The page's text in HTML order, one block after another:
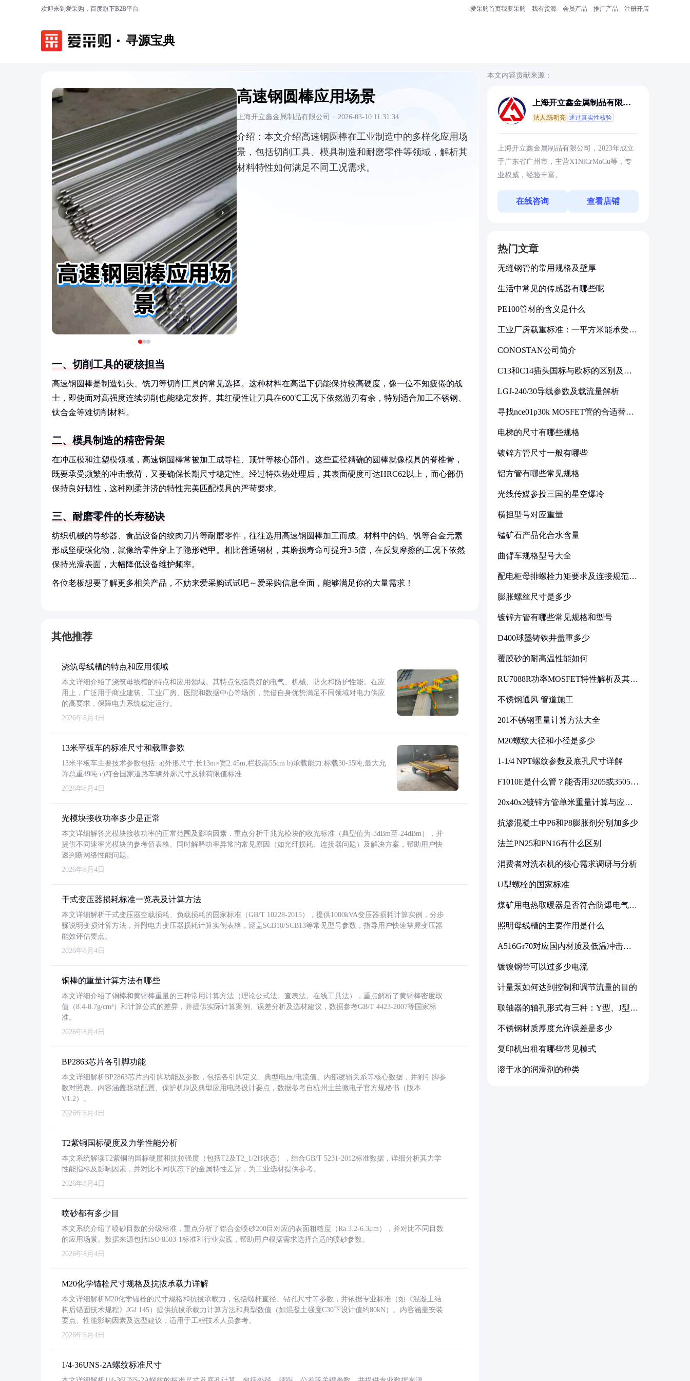
欢迎来到爱采购，百度旗下B2B平台 爱采购首页我要采购 我有货源 会员产品 推广产品 注册开店
寻源宝典
‹ ›
高速钢圆棒应用场景
上海开立鑫金属制品有限公司 · 2026-03-10 11:31:34
介绍： 本文介绍高速钢圆棒在工业制造中的多样化应用场
景，包括切削工具、模具制造和耐磨零件等领域，解析其
材料特性如何满足不同工况需求。
一、切削工具的硬核担当
高速钢圆棒是制造钻头、铣刀等切削工具的常见选择。这种材料在高温下仍能保持较高硬度，像一位不知疲倦的战
士，即使面对高强度连续切削也能稳定发挥。其红硬性让刀具在600℃工况下依然游刃有余，特别适合加工不锈钢、
钛合金等难切削材料。
二、模具制造的精密骨架
在冲压模和注塑模领域，高速钢圆棒常被加工成导柱、顶针等核心部件。这些直径精确的圆棒就像模具的脊椎骨，
既要承受频繁的冲击载荷，又要确保长期尺寸稳定性。经过特殊热处理后，其表面硬度可达HRC62以上，而心部仍
保持良好韧性，这种刚柔并济的特性完美匹配模具的严苛要求。
三、耐磨零件的长寿秘诀
纺织机械的导纱器、食品设备的绞肉刀片等耐磨零件，往往选用高速钢圆棒加工而成。材料中的钨、钒等合金元素
形成坚硬碳化物，就像给零件穿上了隐形铠甲。相比普通钢材，其磨损寿命可提升3-5倍，在反复摩擦的工况下依然
保持光滑表面，大幅降低设备维护频率。
各位老板想要了解更多相关产品，不妨来爱采购试试吧～爱采购信息全面，能够满足你的大量需求！
其他推荐
浇筑母线槽的特点和应用领域
本文详细介绍了浇筑母线槽的特点和应用领域。其特点包括良好的电气、机械、防火和防护性能。在应
用上，广泛用于商业建筑、工业厂房、医院和数据中心等场所，凭借自身优势满足不同领域对电力供应
的高要求，保障电力系统稳定运行。
2026年8月4日
13米平板车的标准尺寸和载重参数
13米平板车主要技术参数包括: a)外形尺寸:长13m×宽2.45m,栏板高55cm b)承载能力:标载30-35吨,最大允
许总重49吨 c)符合国家道路车辆外廓尺寸及轴荷限值标准
2026年8月4日
光模块接收功率多少是正常
本文详细解答光模块接收功率的正常范围及影响因素，重点分析千兆光模块的收光标准（典型值为-3dBm至-24dBm），并
提供不同速率光模块的参考值表格。同时解释功率异常的常见原因（如光纤损耗、连接器问题）及解决方案，帮助用户快
速判断网络性能问题。
2026年8月4日
干式变压器损耗标准一览表及计算方法
本文详细解析干式变压器空载损耗、负载损耗的国家标准（GB/T 10228-2015），提供1000kVA变压器损耗计算实例，分步
骤说明变损计算方法，并附电力变压器损耗计算实例表格，涵盖SCB10/SCB13等常见型号参数，指导用户快速掌握变压器
能效评估要点。
2026年8月4日
铜棒的重量计算方法有哪些
本文详细介绍了铜棒和黄铜棒重量的三种常用计算方法（理论公式法、查表法、在线工具法），重点解析了黄铜棒密度取
值（8.4-8.7g/cm³）和计算公式的差异，并提供实际计算案例、误差分析及选材建议，数据参考GB/T 4423-2007等国家标
准。
2026年8月4日
BP2863芯片各引脚功能
本文详细解析BP2863芯片的引脚功能及参数，包括各引脚定义、典型电压/电流值、内部逻辑关系等核心数据，并附引脚参
数对照表。内容涵盖驱动配置、保护机制及典型应用电路设计要点，数据参考自杭州士兰微电子官方规格书（版本
V1.2）。
2026年8月4日
T2紫铜国标硬度及力学性能分析
本文系统解读T2紫铜的国标硬度和抗拉强度（包括T2及T2_1/2H状态），结合GB/T 5231-2012标准数据，详细分析其力学
性能指标及影响因素，并对比不同状态下的金属特性差异，为工业选材提供参考。
2026年8月4日
喷砂都有多少目
本文系统介绍了喷砂目数的分级标准，重点分析了铝合金喷砂200目对应的表面粗糙度（Ra 3.2-6.3μm），并对比不同目数
的应用场景。数据来源包括ISO 8503-1标准和行业实践，帮助用户根据需求选择合适的喷砂参数。
2026年8月4日
M20化学锚栓尺寸规格及抗拔承载力详解
本文详细解析M20化学锚栓的尺寸规格和抗拔承载力，包括螺杆直径、钻孔尺寸等参数，并依据专业标准（如《混凝土结
构后锚固技术规程》JGJ 145）提供抗拔承载力计算方法和典型数值（如混凝土强度C30下设计值约80kN）。内容涵盖安装
要点、性能影响因素及选型建议，适用于工程技术人员参考。
2026年8月4日
1/4-36UNS-2A螺纹标准尺寸
本文内容贡献来源：
上海开立鑫金属制品有限公
法人:陈明亮 通过真实性核验
上海开立鑫金属制品有限公司，2023年成立
于广东省广州市，主营X1NiCrMoCu等，专
业权威，经验丰富。
在线咨询 查看店铺
热门文章
无缝钢管的常用规格及壁厚
生活中常见的传感器有哪些呢
PE100管材的含义是什么
工业厂房载重标准：一平方米能承受多
CONOSTAN公司简介
C13和C14插头国标与欧标的区别及其
LGJ-240/30导线参数及载流量解析
寻找nce01p30k MOSFET管的合适替代
电梯的尺寸有哪些规格
镀锌方管尺寸一般有哪些
铝方管有哪些常见规格
光线传媒参投三国的星空爆冷
横担型号对应重量
锰矿石产品化合水含量
曲臂车规格型号大全
配电柜母排螺栓力矩要求及连接规范详
膨胀螺丝尺寸是多少
镀锌方管有哪些常见规格和型号
D400球墨铸铁井盖重多少
覆膜砂的耐高温性能如何
RU7088R功率MOSFET特性解析及其在
不锈钢通风 管道施工
201不锈钢重量计算方法大全
M20螺纹大径和小径是多少
1-1/4 NPT螺纹参数及底孔尺寸详解
F1010E是什么管？能否用3205或3505代
20x40x2镀锌方管单米重量计算与应用
抗渗混凝土中P6和P8膨胀剂分别加多少
法兰PN25和PN16有什么区别
消费者对洗衣机的核心需求调研与分析
U型螺栓的国家标准
煤矿用电热取暖器是否符合防爆电气设
照明母线槽的主要作用是什么
A516Gr70对应国内材质及低温冲击要
镀镍钢带可以过多少电流
计量泵如何达到控制和调节流量的目的
联轴器的轴孔形式有三种：Y型、J型、
不锈钢材质厚度允许误差是多少
复印机出租有哪些常见模式
溶于水的润滑剂的种类